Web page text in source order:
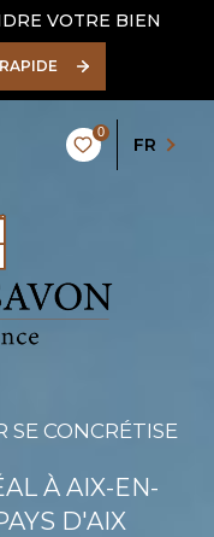
VOTRE BIEN
0
FR
CONCRÉTISE
À AIX-EN-
D'AIX